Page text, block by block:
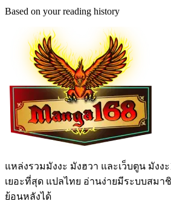
Based on your reading history
แหล่งรวมมังงะ มังฮวา และเว็บตูน มังง
เยอะที่สุด แปลไทย อ่านง่ายมีระบบสมา
ย้อนหลังได้